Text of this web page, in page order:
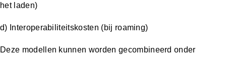
het laden)
d) Interoperabiliteitskosten (bij roaming)
Deze modellen kunnen worden gecombineerd onder